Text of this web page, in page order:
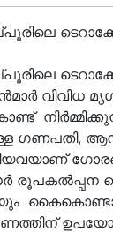
വിവിധ
ഗണപതി,
രൂപകൽപ്പന